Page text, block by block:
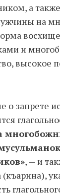
а
на
и
высокое
о запрете
, — и